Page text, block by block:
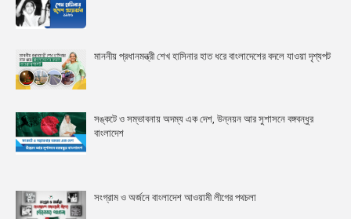
মাননীয় প্রধানমন্ত্রী শেখ হাসিনার হাত ধরে বাংলাদেশের বদলে যাওয়া দৃশ্যপট
সঙ্কটে ও সম্ভাবনায় অদম্য এক দেশ, উন্নয়ন আর সুশাসনে বঙ্গবন্ধুর
বাংলাদেশ
সংগ্রাম ও অর্জনে বাংলাদেশ আওয়ামী লীগের পথচলা